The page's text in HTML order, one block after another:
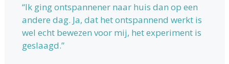
“Ik ging ontspannener naar huis dan op een
andere dag. Ja, dat het ontspannend werkt is
wel echt bewezen voor mij, het experiment is
geslaagd.”